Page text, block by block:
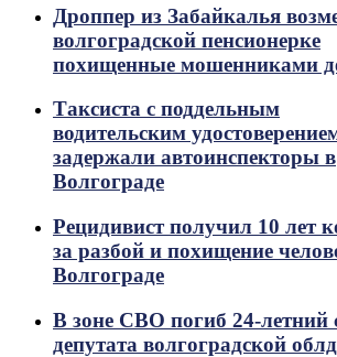
Дроппер из Забайкалья
волгоградской пенсионерке
похищенные мошенниками
Таксиста с поддельным
водительским
задержали автоинспекторы в
Волгограде
Рецидивист получил 10 лет
за разбой и похищение
Волгограде
В зоне СВО погиб 24-летний
депутата волгоградской